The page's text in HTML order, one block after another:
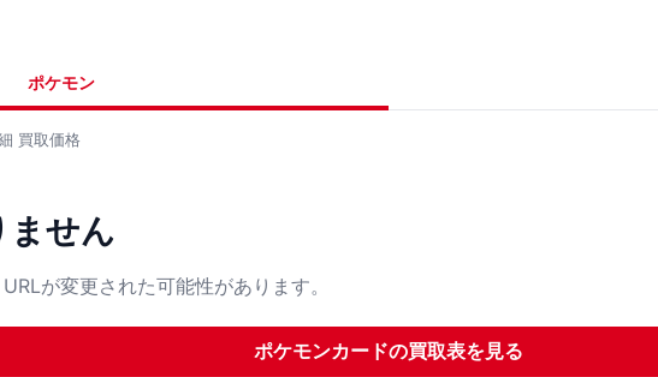
ポケモン
買取価格
ません
が変更された可能性があります。
ポケモンカードの買取表を見る